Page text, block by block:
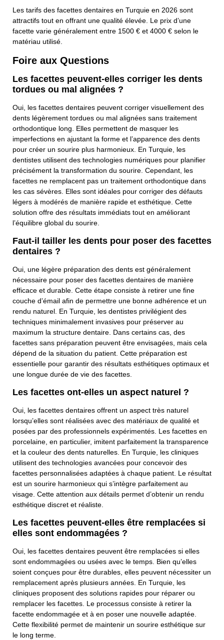
Les tarifs des facettes dentaires en Turquie en 2026 sont
attractifs tout en offrant une qualité élevée. Le prix d’une
facette varie généralement entre 1500 € et 4000 € selon le
matériau utilisé.
Foire aux Questions
Les facettes peuvent-elles corriger les dents
tordues ou mal alignées ?
Oui, les facettes dentaires peuvent corriger visuellement des
dents légèrement tordues ou mal alignées sans traitement
orthodontique long. Elles permettent de masquer les
imperfections en ajustant la forme et l’apparence des dents
pour créer un sourire plus harmonieux. En Turquie, les
dentistes utilisent des technologies numériques pour planifier
précisément la transformation du sourire. Cependant, les
facettes ne remplacent pas un traitement orthodontique dans
les cas sévères. Elles sont idéales pour corriger des défauts
légers à modérés de manière rapide et esthétique. Cette
solution offre des résultats immédiats tout en améliorant
l’équilibre global du sourire.
Faut-il tailler les dents pour poser des facettes
dentaires ?
Oui, une légère préparation des dents est généralement
nécessaire pour poser des facettes dentaires de manière
efficace et durable. Cette étape consiste à retirer une fine
couche d’émail afin de permettre une bonne adhérence et un
rendu naturel. En Turquie, les dentistes privilégient des
techniques minimalement invasives pour préserver au
maximum la structure dentaire. Dans certains cas, des
facettes sans préparation peuvent être envisagées, mais cela
dépend de la situation du patient. Cette préparation est
essentielle pour garantir des résultats esthétiques optimaux et
une longue durée de vie des facettes.
Les facettes ont-elles un aspect naturel ?
Oui, les facettes dentaires offrent un aspect très naturel
lorsqu’elles sont réalisées avec des matériaux de qualité et
posées par des professionnels expérimentés. Les facettes en
porcelaine, en particulier, imitent parfaitement la transparence
et la couleur des dents naturelles. En Turquie, les cliniques
utilisent des technologies avancées pour concevoir des
facettes personnalisées adaptées à chaque patient. Le résultat
est un sourire harmonieux qui s’intègre parfaitement au
visage. Cette attention aux détails permet d’obtenir un rendu
esthétique discret et réaliste.
Les facettes peuvent-elles être remplacées si
elles sont endommagées ?
Oui, les facettes dentaires peuvent être remplacées si elles
sont endommagées ou usées avec le temps. Bien qu’elles
soient conçues pour être durables, elles peuvent nécessiter un
remplacement après plusieurs années. En Turquie, les
cliniques proposent des solutions rapides pour réparer ou
remplacer les facettes. Le processus consiste à retirer la
facette endommagée et à en poser une nouvelle adaptée.
Cette flexibilité permet de maintenir un sourire esthétique sur
le long terme.
Contactez-Nous
Nom Complet
Numéro De Téléphone
Adresse E-Mail
Sujet
Votre Message